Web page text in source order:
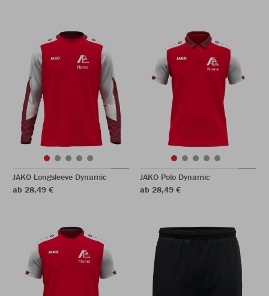
JAKO Longsleeve Dynamic
ab 28,49 €
JAKO Polo Dynamic
ab 28,49 €